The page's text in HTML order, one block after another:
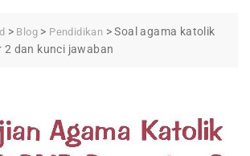
> Blog > Pendidikan >Soal agama katolik
2 dan kunci jawaban